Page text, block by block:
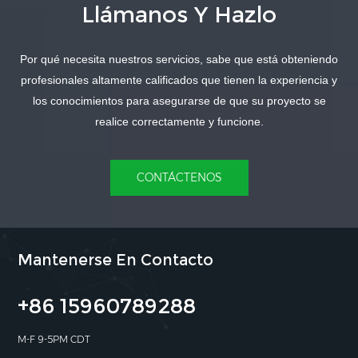
APRENDE MÁS APRENDE MÁS
Llámanos Y Hazlo
Por qué necesita nuestros servicios, sabe que está obteniendo
profesionales altamente calificados que tienen la experiencia y
los conocimientos para asegurarse de que su proyecto se
realice correctamente y funcione.
CONTÁCTENOS
Mantenerse En Contacto
+86 15960789288
M-F 9-5PM CDT